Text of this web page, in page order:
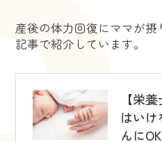
産後の体力回復にママが
記事で紹介しています。
【栄
はい
んに